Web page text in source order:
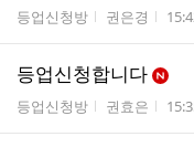
게시판명
등업신청방 작성자
권은경 작
등업신청합니다
게시판명
등업신청방 작성자
권효은 작